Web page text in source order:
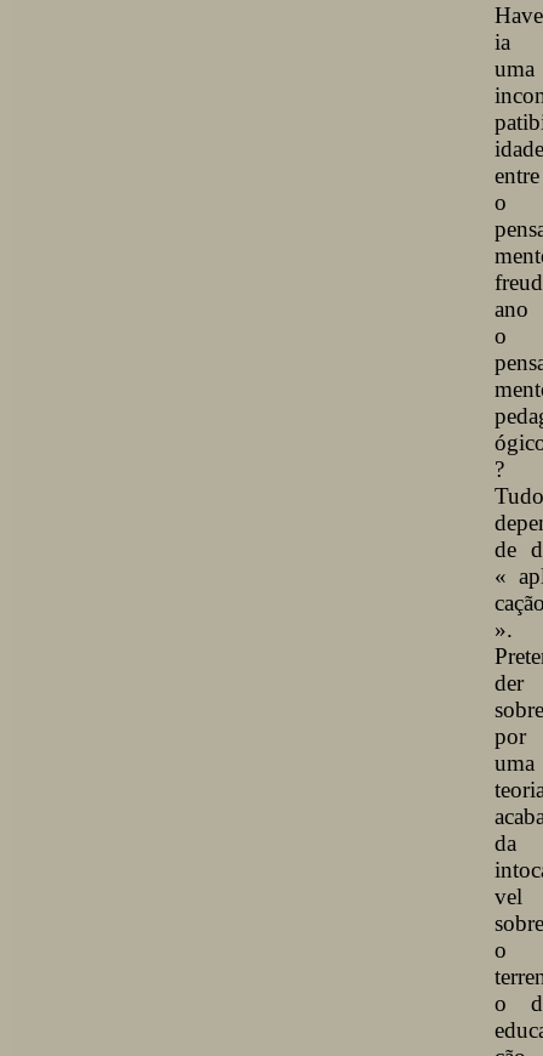
ia
uma
idade
entre
o
ano
o
?
Tudo
de
«
».
der
sobre
por
uma
da
vel
sobre
o
o